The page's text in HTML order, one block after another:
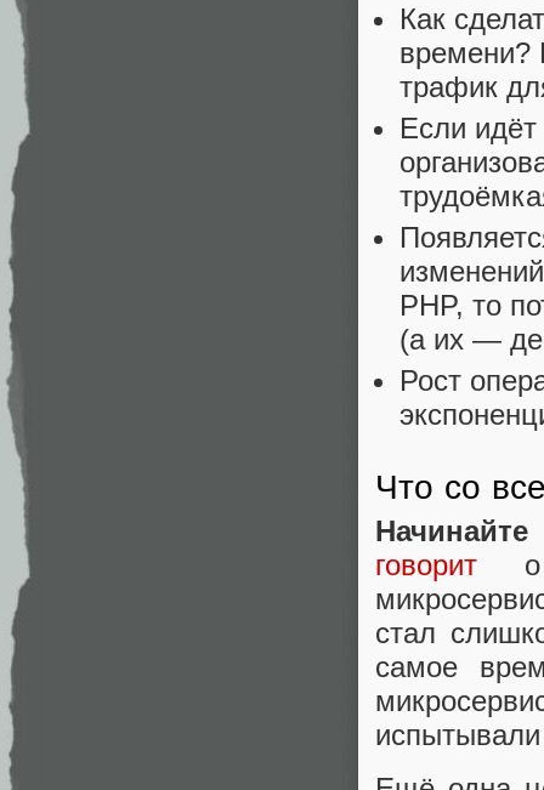
Как
времени?
трафик
Если идёт
PHP, то
(а их —
Рост
Что со
говорит о
стал
самое